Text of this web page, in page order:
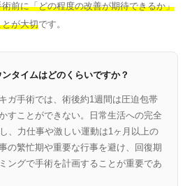
術前に「どの程度の改善が期待できるか」
が大切です。
タイムはどのくらいですか？
ガ手術では、術後約1週間は圧迫包帯
すことができない。日常生活への完全
、力仕事や激しい運動は1ヶ月以上の
の繁忙期や重要な行事を避け、回復期
ングで手術を計画することが重要であ